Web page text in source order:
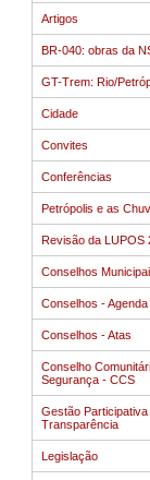
Artigos
BR-040: obras da
GT-Trem: Rio/
Cidade
Convites
Conferências
Petrópolis e as
Revisão da LUPOS
Conselhos
Conselhos - Agenda
Conselhos - Atas
Conselho
Segurança - CCS
Gestão Participativa
Transparência
Legislação